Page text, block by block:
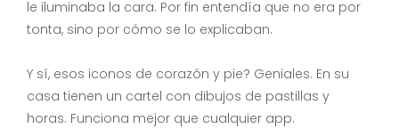
le iluminaba la cara. Por fin entendía que no era por
tonta, sino por cómo se lo explicaban.
Y sí, esos iconos de corazón y pie? Geniales. En su
casa tienen un cartel con dibujos de pastillas y
horas. Funciona mejor que cualquier app.